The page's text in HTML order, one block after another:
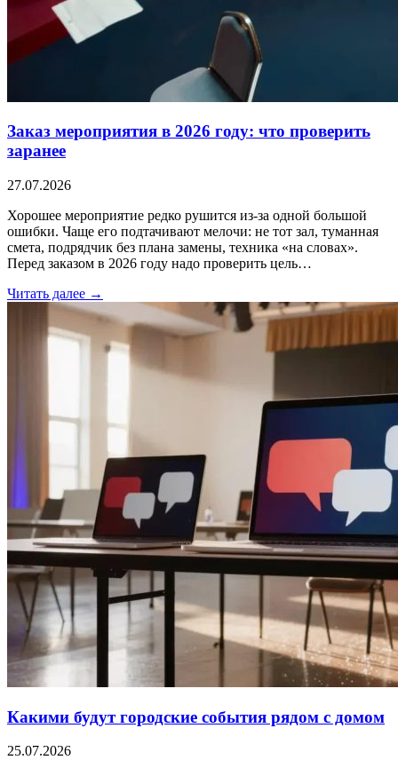
Заказ мероприятия в 2026 году: что проверить
заранее
27.07.2026
Хорошее мероприятие редко рушится из-за одной большой
ошибки. Чаще его подтачивают мелочи: не тот зал, туманная
смета, подрядчик без плана замены, техника «на словах».
Перед заказом в 2026 году надо проверить цель…
Читать далее →
Какими будут городские события рядом с домом
25.07.2026